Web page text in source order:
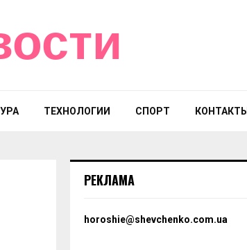
ТЕХНОЛОГИИ СПОРТ КОНТАКТЫ
РЕКЛАМА
horoshie@shevchenko.com.ua